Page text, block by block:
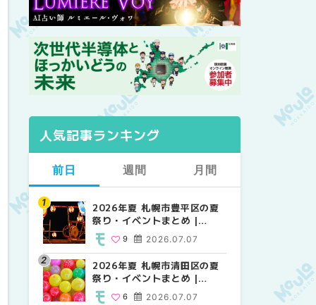
人気記事ランキング
前日
2026年夏 札幌市豊平区の夏
祭り・イベントまとめ |
MouLa HOKKAIDO
2026.07.07
9
2026年夏 札幌市清田区の夏
祭り・イベントまとめ |
MouLa HOKKAIDO
2026.07.07
6
週間
【2026年最新】札幌のおすす
めビアガーデン｜オープン日
穴場テラスまで | MouLa
HOKKAIDO
24
2026年夏 札幌市白石区の夏
祭り・イベントまとめ |
9
月間
【2026年最新】札幌のおすす
めビアガーデン｜オープン日
穴場テラスまで | MouLa
HOKKAIDO
24
2026年夏 札幌市北区の夏祭
り・イベントまとめ |
9